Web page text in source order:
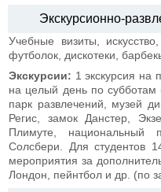
Экскурсионно-
Учебные визиты,
футболок, дискотеки,
Экскурсии: 1 экскурсия на
на целый день по субботам
парк развлечений, музей
Регис, замок Данстер,
Плимуте, национальный
Солсбери. Для студентов
мероприятия за
Лондон, пейнтбол и др. (по